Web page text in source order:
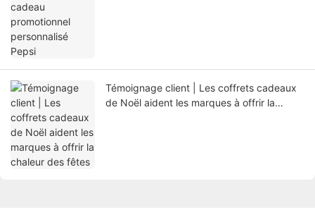
Témoignage client | Les coffrets cadeaux
de Noël aident les marques à offrir la